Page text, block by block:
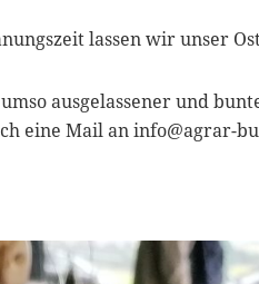
lassen wir unser
ausgelassener und
eine Mail aninfo@agrar-